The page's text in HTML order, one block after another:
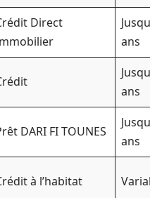
Direct
ans
ans
DARI FI TOUNES
ans
à l’habitat